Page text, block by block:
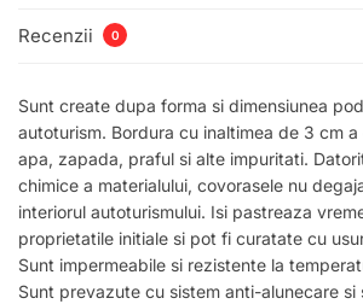
Recenzii 0
Sunt create dupa forma si dimensiunea
autoturism. Bordura cu inaltimea de 3 cm
apa, zapada, praful si alte impuritati.
chimice a materialului, covorasele nu
interiorul autoturismului. Isi pastreaza
proprietatile initiale si pot fi curatate cu
Sunt impermeabile si rezistente la
Sunt prevazute cu sistem anti-alunecare si